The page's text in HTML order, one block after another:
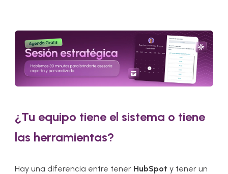
¿Tu equipo tiene el sistema o tiene
las herramientas?
Hay una diferencia entre tener HubSpoty tener un